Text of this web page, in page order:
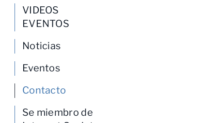
VIDEOS
EVENTOS
Noticias
Eventos
Contacto
Se miembro de